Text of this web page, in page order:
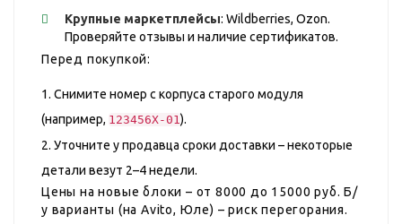
Крупные маркетплейсы: Wildberries, Ozon.
Проверяйте отзывы и наличие сертификатов.
Перед покупкой:
Снимите номер с корпуса старого модуля
(например, 123456X-01 ).
Уточните у продавца сроки доставки – некоторые
детали везут 2–4 недели.
Цены на новые блоки – от 8000 до 15000 руб. Б/
у варианты (на Avito, Юле) – риск перегорания.